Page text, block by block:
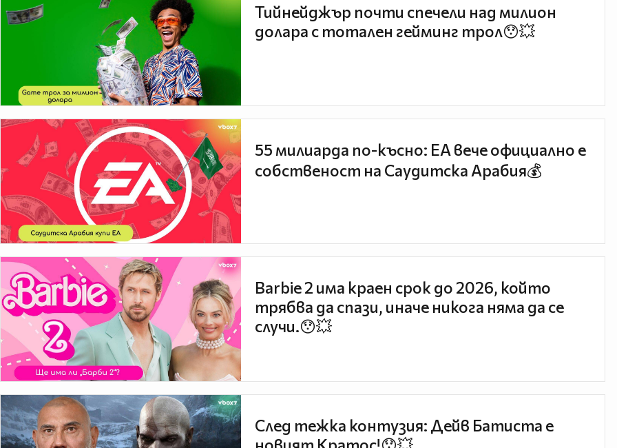
Тийнейджър почти спечели над милион
долара с тотален гейминг трол😯💥
55 милиарда по-късно: EA вече официално е
собственост на Саудитска Арабия💰
Barbie 2 има краен срок до 2026, който
трябва да спази, иначе никога няма да се
случи.😯💥
След тежка контузия: Дейв Батиста е